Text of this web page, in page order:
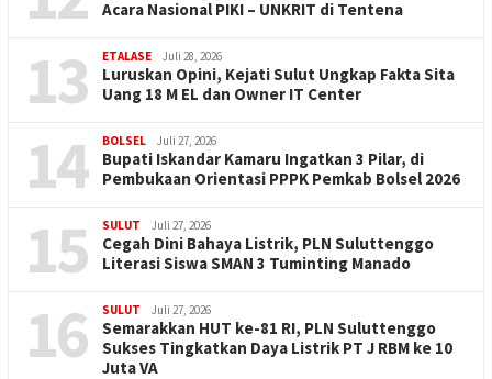
Acara Nasional PIKI – UNKRIT di Tentena
13 ETALASE Juli 28, 2026
Luruskan Opini, Kejati Sulut Ungkap Fakta Sita
Uang 18 M EL dan Owner IT Center
14 BOLSEL Juli 27, 2026
Bupati Iskandar Kamaru Ingatkan 3 Pilar, di
Pembukaan Orientasi PPPK Pemkab Bolsel 2026
15 SULUT Juli 27, 2026
Cegah Dini Bahaya Listrik, PLN Suluttenggo
Literasi Siswa SMAN 3 Tuminting Manado
16 SULUT Juli 27, 2026
Semarakkan HUT ke-81 RI, PLN Suluttenggo
Sukses Tingkatkan Daya Listrik PT J RBM ke 10
Juta VA